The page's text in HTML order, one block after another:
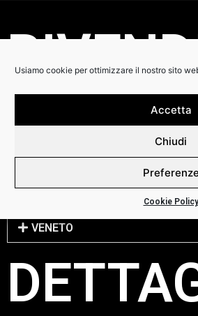
Usiamo cookie per ottimizzare il nostro sito
Accetta
Chiudi
Preferenze
Cookie Policy
VENETO